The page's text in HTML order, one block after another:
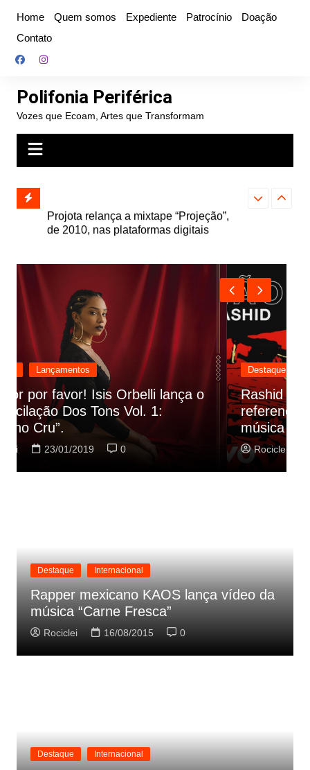
conteúdo
Home Quem somos Expediente Patrocínio
Doação
Contato
Polifonia Periférica
Vozes que Ecoam, Artes que Transformam
e abre
autoral,
Farofa
Destaque Lançamentos
Rashid vai buscar nos HQs as
referencias do clipe de sua nova
música
Rociclei 22/01/2019
Destaque Internacional
Rapper mexicano KAOS lança vídeo da
música “Carne Fresca”
Rociclei 16/08/2015 0
Destaque Internacional